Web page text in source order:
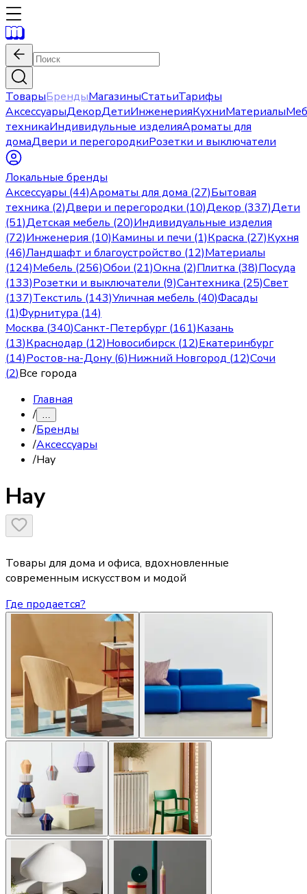
ТоварыБрендыМагазиныСтатьиТарифы
АксессуарыДекорДетиИнженерияКухниМатериалы
техникаИндивидульные изделияАроматы для
домаДвери и перегородкиРозетки и выключатели
Локальные бренды
Аксессуары (44)Ароматы для дома (27)Бытовая
техника (2)Двери и перегородки (10)Декор (337)Дети
(51)Детская мебель (20)Индивидуальные изделия
(72)Инженерия (10)Камины и печи (1)Краска (27)Кухня
(46)Ландшафт и благоустройство (12)Материалы
(124)Мебель (256)Обои (21)Окна (2)Плитка (38)Посуда
(133)Розетки и выключатели (9)Сантехника (25)Свет
(137)Текстиль (143)Уличная мебель (40)Фасады
(1)Фурнитура (14)
Москва (340)Санкт-Петербург(161)Казань
(13)Краснодар (12)Новосибирск (12)Екатеринбург
(14)Ростов-на-Дону (6)Нижний Новгород (12)Сочи
(2)Все города
Главная
/ …
/Бренды
/Аксессуары
/Hay
Hay
Товары для дома и офиса, вдохновленные
современным искусством и модой
Где продается?